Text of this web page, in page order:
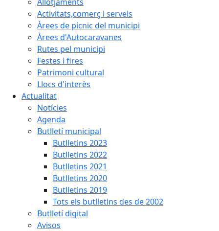
Activitats,comerç i serveis
Àrees de pícnic del municipi
Àrees d'Autocaravanes
Rutes pel municipi
Festes i fires
Patrimoni cultural
Llocs d'interès
Actualitat
Notícies
Agenda
Butlletí municipal
Butlletins 2023
Butlletins 2022
Butlletins 2021
Butlletins 2020
Butlletins 2019
Tots els butlletins des de 2002
Butlletí digital
Avisos